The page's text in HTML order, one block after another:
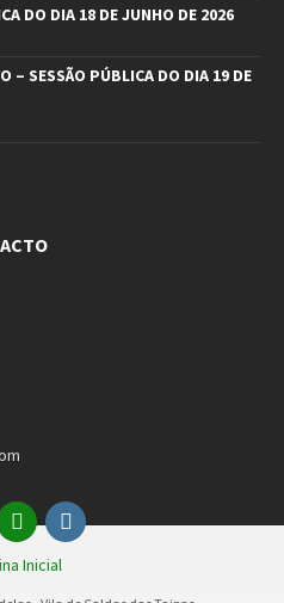
DO DIA 18 DE JUNHO DE 2026
– SESSÃO PÚBLICA DO DIA 19 DE
EmailInstagram
Inicial